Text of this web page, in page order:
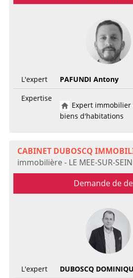
L'expert
PAFUNDI Antony
Expertise
Expert
biens d'habitations
CABINET DUBOSCQ
immobilière - LE MEE-SUR-
Demande de
L'expert
DUBOSCQ